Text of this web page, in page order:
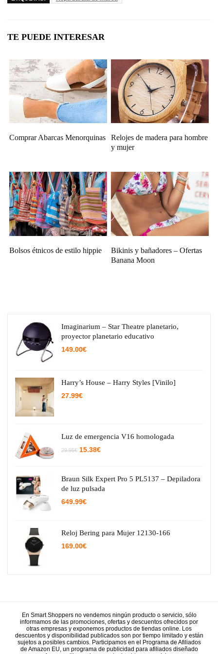
TE PUEDE INTERESAR
Comprar Abarcas Menorquinas
Relojes de madera para hombre
y mujer
Bolsos étnicos de estilo hippie
Bikinis y bañadores – Ofertas
Banana Moon
Imaginarium – Star Theatre planetario,
proyector planetario educativo
149.00€
Harry’s House – Harry Styles [Vinilo]
27.99€
Luz de emergencia V16 homologada
29.95€ El
29.95€.
15.38€El
15.38€.
Braun Silk Expert Pro 5 PL5137 – Depiladora
de luz pulsada
649.99€
Reloj Bering para Mujer 12130-166
169.00€
En Smart Shoppers no vendemos ningún producto o servicio, sólo
informamos de las promociones, ofertas y descuentos ofrecidos por
otras empresas y exponemos productos de tiendas online. Los
descuentos y disponibilidad publicados son por tiempo limitado y están
sujetos a posibles cambios. Participamos en el Programa de Afiliados
de Amazon EU, un programa de publicidad para afiliados diseñado